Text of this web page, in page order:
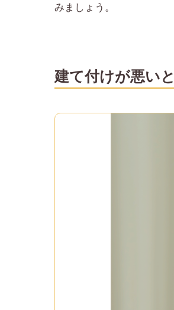
みましょう。
建て付けが悪い